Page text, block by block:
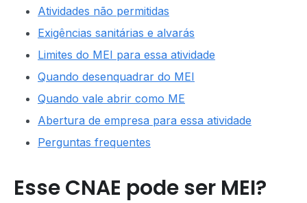
Atividades não permitidas
Exigências sanitárias e alvarás
Limites do MEI para essa atividade
Quando desenquadrar do MEI
Quando vale abrir como ME
Abertura de empresa para essa atividade
Perguntas frequentes
Esse CNAE pode ser MEI?